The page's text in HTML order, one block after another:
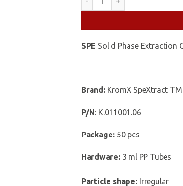
SPE Solid Phase Extraction
Brand: KromX SpeXtract TM
P/N: K.011001.06
Package: 50 pcs
Hardware: 3 ml PP Tubes
Particle shape: Irregular